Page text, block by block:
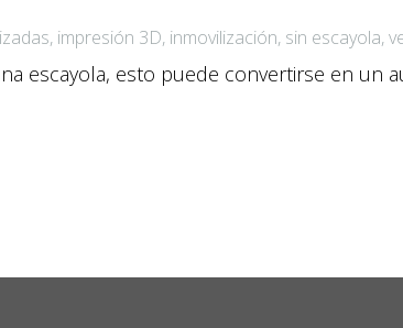
, impresión 3D, inmovilización, sin escayola,
escayola, esto puede convertirse en un